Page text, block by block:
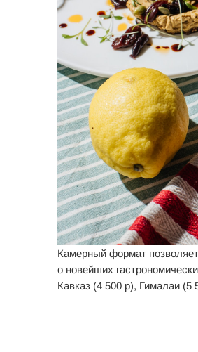
Камерный формат
о новейших
Кавказ (4 500 р), Гималаи